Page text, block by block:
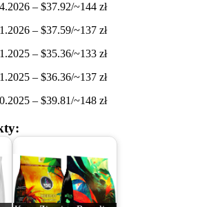
– $37.92/~144 zł
– $37.59/~137 zł
– $35.36/~133 zł
– $36.36/~137 zł
– $39.81/~148 zł